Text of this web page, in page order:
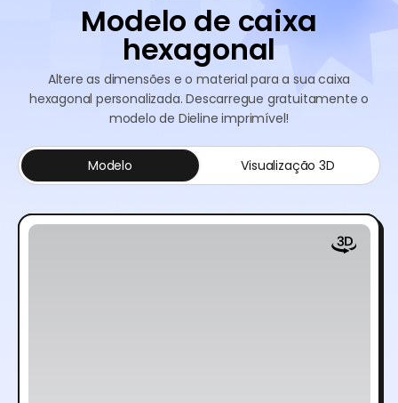
Modelo de caixa
hexagonal
Altere as dimensões e o material para a sua caixa
hexagonal personalizada. Descarregue gratuitamente o
modelo de Dieline imprimível!
Modelo Visualização 3D